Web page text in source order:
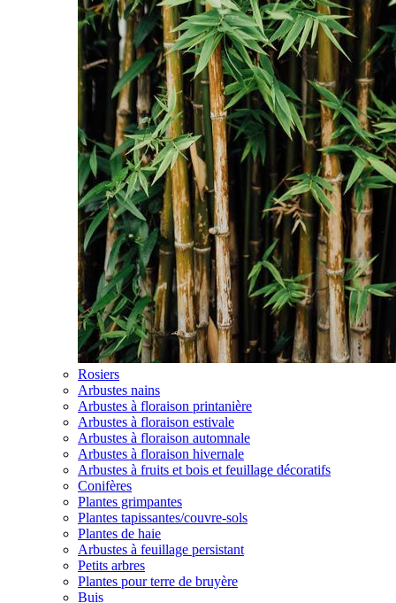
Rosiers
Arbustes nains
Arbustes à floraison printanière
Arbustes à floraison estivale
Arbustes à floraison automnale
Arbustes à floraison hivernale
Arbustes à fruits et bois et feuillage décoratifs
Conifères
Plantes grimpantes
Plantes tapissantes/couvre-sols
Plantes de haie
Arbustes à feuillage persistant
Petits arbres
Plantes pour terre de bruyère
Buis